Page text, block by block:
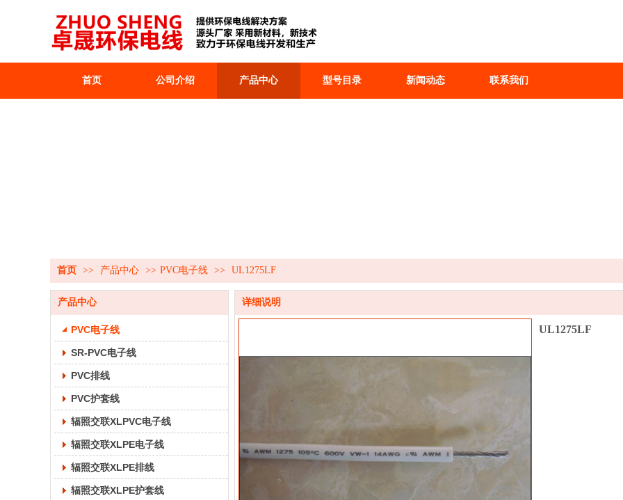
首页 公司介绍 产品中心 型号目录 新闻动态 联系我们
首页 >> 产品中心 >> PVC电子线 >> UL1275LF
产品中心
PVC电子线
SR-PVC电子线
PVC排线
PVC护套线
辐照交联XLPVC电子线
辐照交联XLPE电子线
辐照交联XLPE排线
辐照交联XLPE护套线
详细说明
UL1275LF